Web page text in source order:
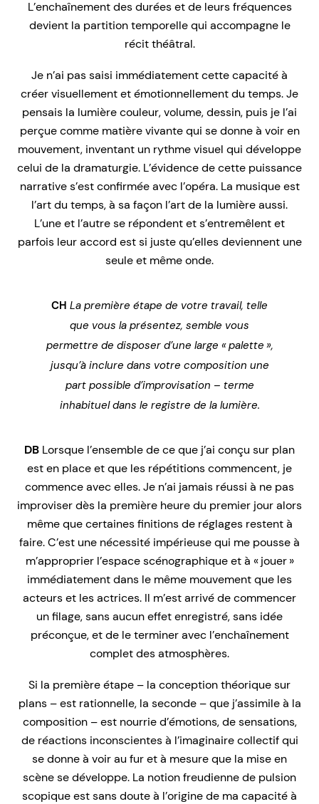
L’enchaînement des durées et de leurs fréquences
devient la partition temporelle qui accompagne le
récit théâtral.
Je n’ai pas saisi immédiatement cette capacité à
créer visuellement et émotionnellement du temps. Je
pensais la lumière couleur, volume, dessin, puis je l’ai
perçue comme matière vivante qui se donne à voir en
mouvement, inventant un rythme visuel qui développe
celui de la dramaturgie. L’évidence de cette puissance
narrative s’est confirmée avec l’opéra. La musique est
l’art du temps, à sa façon l’art de la lumière aussi.
L’une et l’autre se répondent et s’entremêlent et
parfois leur accord est si juste qu’elles deviennent une
seule et même onde.
CH La première étape de votre travail, telle
que vous la présentez, semble vous
permettre de disposer d’une large « palette »,
jusqu’à inclure dans votre composition une
part possible d’improvisation – terme
inhabituel dans le registre de la lumière.
DB Lorsque l’ensemble de ce que j’ai conçu sur plan
est en place et que les répétitions commencent, je
commence avec elles. Je n’ai jamais réussi à ne pas
improviser dès la première heure du premier jour alors
même que certaines finitions de réglages restent à
faire. C’est une nécessité impérieuse qui me pousse à
m’approprier l’espace scénographique et à « jouer »
immédiatement dans le même mouvement que les
acteurs et les actrices. Il m’est arrivé de commencer
un filage, sans aucun effet enregistré, sans idée
préconçue, et de le terminer avec l’enchaînement
complet des atmosphères.
Si la première étape – la conception théorique sur
plans – est rationnelle, la seconde – que j’assimile à la
composition – est nourrie d’émotions, de sensations,
de réactions inconscientes à l’imaginaire collectif qui
se donne à voir au fur et à mesure que la mise en
scène se développe. La notion freudienne de pulsion
scopique est sans doute à l’origine de ma capacité à